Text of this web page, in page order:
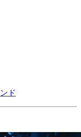
ド